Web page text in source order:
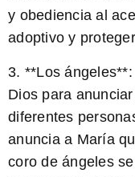
y obediencia al
adoptivo y
3. **Los
Dios para
diferentes
anuncia a María
coro de ángeles